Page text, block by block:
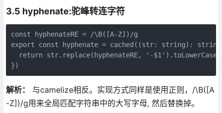
3.5 hyphenate:驼峰转连字符
const hyphenateRE = /\B([A-Z])/g
export const hyphenate = cached((str: string):
return str.replace(hyphenateRE, '-
})
解析：
与camelize相反。实现方式同样是使用正则，/\B([A
-Z])/g用来全局匹配字符串中的大写字母, 然后替换掉。